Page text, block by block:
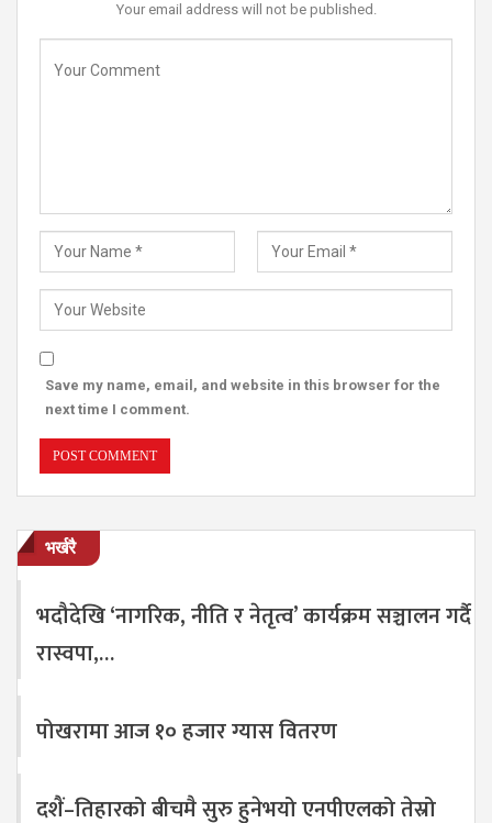
Your email address will not be published.
Save my name, email, and website in this browser for the
next time I comment.
भर्खरै
भदौदेखि ‘नागरिक, नीति र नेतृत्व’ कार्यक्रम सञ्चालन गर्दै
रास्वपा,…
पोखरामा आज १० हजार ग्यास वितरण
दशैं–तिहारको बीचमै सुरु हुनेभयो एनपीएलको तेस्रो